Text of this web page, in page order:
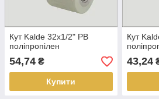
Кут Kalde 32х1/2" РВ
поліпропілен
54,74 ₴
Купити
Кут
43,24